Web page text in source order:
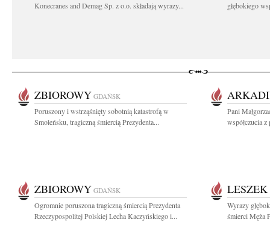
Konecranes and Demag Sp. z o.o. składają wyrazy...
głębokiego
ZBIOROWY GDAŃSK
Poruszony i wstrząśnięty sobotnią katastrofą w
Smoleńsku, tragiczną śmiercią Prezydenta...
Pani
współczucia
ZBIOROWY GDAŃSK
Ogromnie poruszona tragiczną śmiercią Prezydenta
Rzeczypospolitej Polskiej Lecha Kaczyńskiego i...
Wyrazy
śmierci Męża